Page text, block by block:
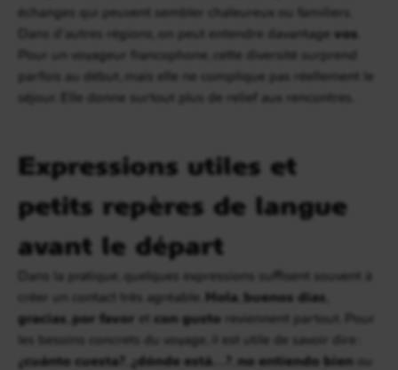
échanges qui peuvent sembler chaleureux ou familiers.
Dans d’autres régions, on peut entendre davantage vos
Pour un voyageur francophone, cette diversité surprend
parfois au début, mais elle ne complique pas réellement le
séjour. Elle donne surtout plus de relief aux rencontres.
Expressions utiles et
petits repères de langue
avant le départ
Dans la pratique, quelques expressions suffisent souvent à
créer un contact très agréable. Hola buenos días
gracias por favor et con gusto reviennent partout. Pour
les besoins concrets du voyage, il est utile de savoir dire :
¿cuánto cuesta? ¿dónde está…? no entiendo bien